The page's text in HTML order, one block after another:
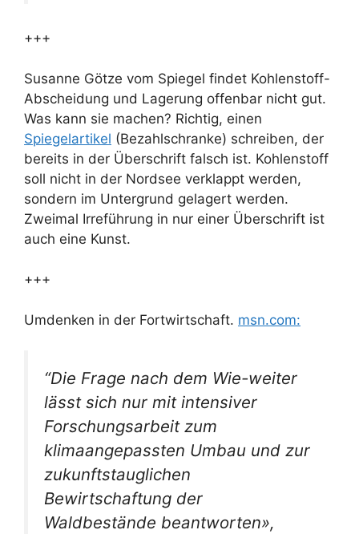
+++
Susanne Götze vom Spiegel findet Kohlenstoff-
Abscheidung und Lagerung offenbar nicht gut.
Was kann sie machen? Richtig, einen
Spiegelartikel (Bezahlschranke) schreiben, der
bereits in der Überschrift falsch ist. Kohlenstoff
soll nicht in der Nordsee verklappt werden,
sondern im Untergrund gelagert werden.
Zweimal Irreführung in nur einer Überschrift ist
auch eine Kunst.
+++
Umdenken in der Fortwirtschaft. msn.com:
“Die Frage nach dem Wie-weiter
lässt sich nur mit intensiver
Forschungsarbeit zum
klimaangepassten Umbau und zur
zukunftstauglichen
Bewirtschaftung der
Waldbestände beantworten»,